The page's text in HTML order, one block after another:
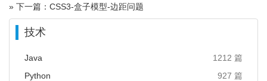
» 下一篇：CSS3-盒子模型-边距问题
技术
Java
1212 篇
Python
927 篇